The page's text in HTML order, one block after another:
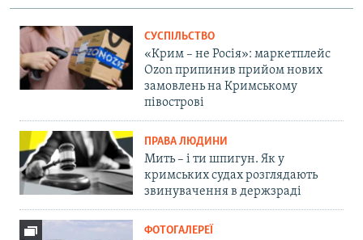
СУСПІЛЬСТВО
«Крим – не Росія»: маркетплейс
Ozon припинив прийом нових
замовлень на Кримському
півострові
ПРАВА ЛЮДИНИ
Мить – і ти шпигун. Як у
кримських судах розглядають
звинувачення в держзраді
ФОТОГАЛЕРЕЇ